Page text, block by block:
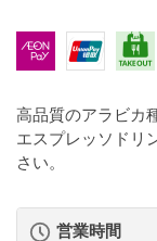
高品質のアラビカ
エスプレッソドリ
さい。
営業時間